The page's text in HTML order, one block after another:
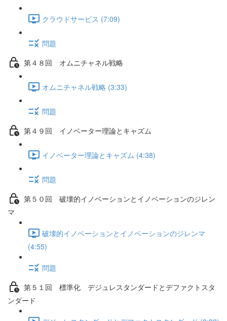
クラウドサービス (7:09)
問題
第４８回 オムニチャネル戦略
オムニチャネル戦略 (3:33)
問題
第４９回 イノベーター理論とキャズム
イノベーター理論とキャズム (4:38)
問題
第５０回 破壊的イノベーションとイノベーションのジレン
マ
破壊的イノベーションとイノベーションのジレンマ
(4:55)
問題
第５１回 標準化 デジュレスタンダードとデファクトスタ
ンダード